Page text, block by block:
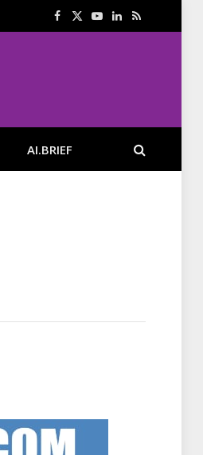
Facebook
X
YouTube
LinkedIn
RSS
AI.BRIEF